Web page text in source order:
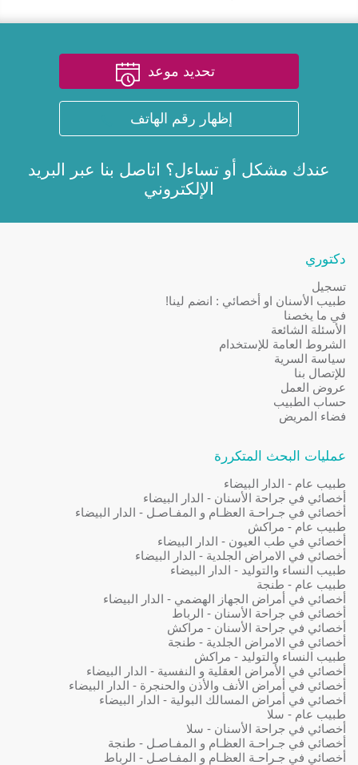
تحديد موعد
إظهار رقم الهاتف
عندك مشكل أو تساءل؟ اتاصل بنا عبر
البريد
الإلكتروني
دكتوري
تسجيل
طبيب الأسنان او أخصائي : انضم لينا!
في ما يخصنا
الأسئلة الشائعة
الشروط العامة للإستخدام
سياسة السرية
للإتصال بنا
عروض العمل
حساب الطبيب
فضاء المريض
عمليات البحث المتكررة
طبيب عام - الدار البيضاء
أخصائي في جراحة الأسنان - الدار البيضاء
أخصائي في جـراحـة العظـام و المفـاصـل - الدار البيضاء
طبيب عام - مراكش
أخصائي في طب العيون - الدار البيضاء
أخصائي في الامراض الجلدية - الدار البيضاء
طبيب النساء والتوليد - الدار البيضاء
طبيب عام - طنجة
أخصائي في أمراض الجهاز الهضمي - الدار البيضاء
أخصائي في جراحة الأسنان - الرباط
أخصائي في جراحة الأسنان - مراكش
أخصائي في الامراض الجلدية - طنجة
طبيب النساء والتوليد - مراكش
أخصائي في الأمراض العقلية و النفسية - الدار البيضاء
أخصائي في أمراض الأنف والأذن والحنجرة - الدار البيضاء
أخصائي في أمراض المسالك البولية - الدار البيضاء
طبيب عام - سلا
أخصائي في جراحة الأسنان - سلا
أخصائي في جـراحـة العظـام و المفـاصـل - طنجة
أخصائي في جـراحـة العظـام و المفـاصـل - الرباط